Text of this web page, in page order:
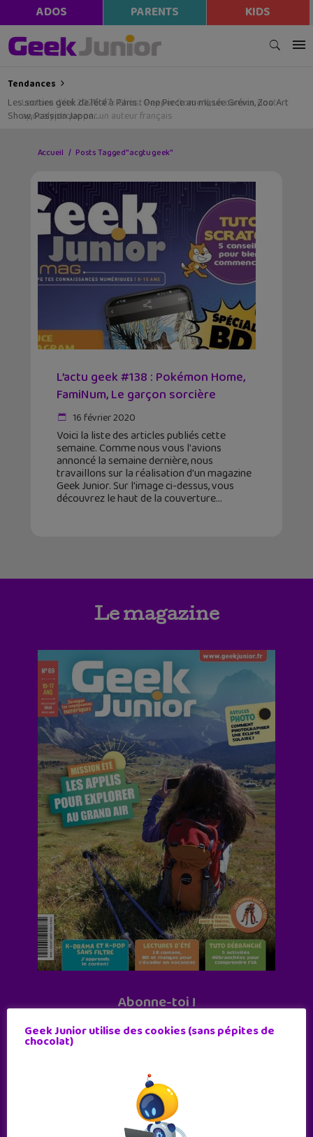
ADOS PARENTS KIDS
Tendances
Les sorties geek de l’été à Paris : One Piece au musée Grévin, Zoo Art
Show, Passion Japon…
Accueil Posts Tagged "acgtu geek"
L’actu geek #138 : Pokémon Home,
FamiNum, Le garçon sorcière
16 février 2020
Voici la liste des articles publiés cette
semaine. Comme nous vous l'avions
annoncé la semaine dernière, nous
travaillons sur la réalisation d'un magazine
Geek Junior. Sur l'image ci-dessus, vous
découvrez le haut de la couverture
Le magazine
Abonne-toi !
11 numéros par an
Geek Junior utilise des cookies (sans pépites de
chocolat)